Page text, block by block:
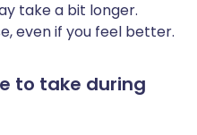
take a bit longer.
even if you feel better.
to take during